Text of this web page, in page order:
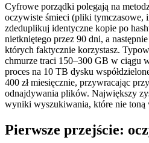
Cyfrowe porządki polegają na
oczywiste śmieci (pliki tymczasowe,
zdeduplikuj identyczne kopie po
nietkniętego przez 90 dni, a
których faktycznie korzystasz.
chmurze traci 150–300 GB w ciągu
proces na 10 TB dysku
400 zł miesięcznie, przywracając
odnajdywania plików. Największy
wyniki wyszukiwania, które nie toną
Pierwsze przejście: